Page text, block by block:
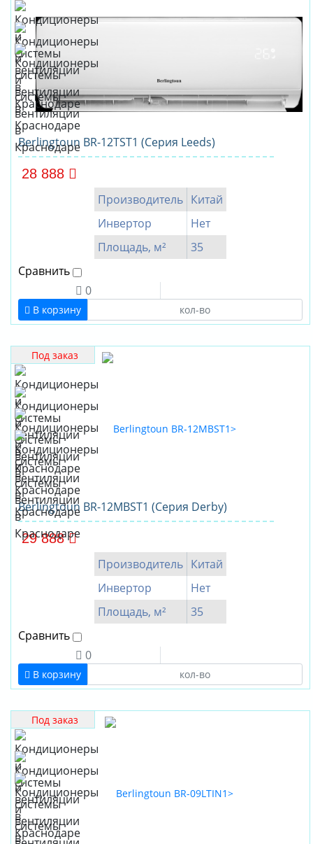
Berlingtoun BR-12TST1 (Серия Leeds)
28 888
Производитель Китай
Инвертор
Нет
Площадь, м²
35
Сравнить
0
В корзину
Под заказ
Berlingtoun BR-12MBST1 (Серия Derby)
29 888
Производитель Китай
Инвертор
Нет
Площадь, м²
35
Сравнить
0
В корзину
Под заказ